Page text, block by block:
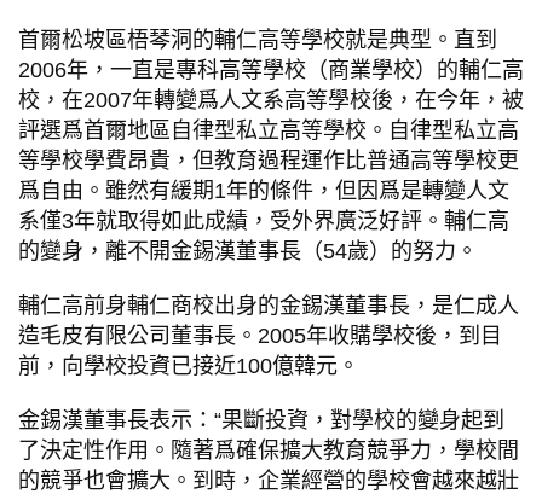
首爾松坡區梧琴洞的輔仁高等學校就是典型。直到
2006年，一直是專科高等學校（商業學校）的輔仁高
校，在2007年轉變爲人文系高等學校後，在今年，被
評選爲首爾地區自律型私立高等學校。自律型私立高
等學校學費昂貴，但教育過程運作比普通高等學校更
爲自由。雖然有緩期1年的條件，但因爲是轉變人文
系僅3年就取得如此成績，受外界廣泛好評。輔仁高
的變身，離不開金錫漢董事長（54歲）的努力。
輔仁高前身輔仁商校出身的金錫漢董事長，是仁成人
造毛皮有限公司董事長。2005年收購學校後，到目
前，向學校投資已接近100億韓元。
金錫漢董事長表示：“果斷投資，對學校的變身起到
了決定性作用。隨著爲確保擴大教育競爭力，學校間
的競爭也會擴大。到時，企業經營的學校會越來越壯